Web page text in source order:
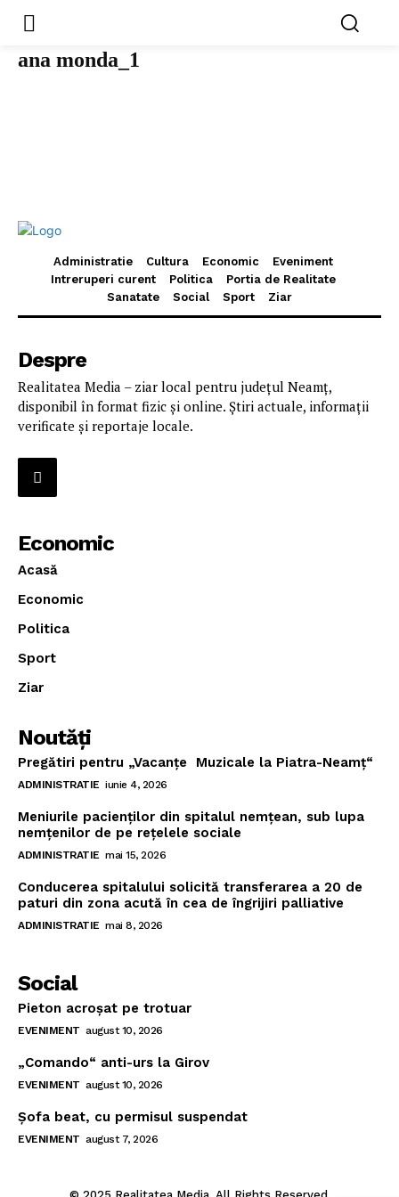
ana monda_1
Administratie Cultura Economic
Eveniment
Intreruperi curent
Politica
Portia de Realitate
Sanatate
Social Sport Ziar
Despre
Realitatea Media – ziar local pentru județul Neamț,
disponibil în format fizic și online. Știri actuale, informații
verificate și reportaje locale.
Economic
Acasă
Economic
Politica
Sport
Ziar
Noutăţi
Pregătiri pentru „Vacanţe Muzicale la Piatra-Neamţ“
ADMINISTRATIE iunie 4, 2026
Meniurile pacienţilor din spitalul nemţean, sub lupa
nemţenilor de pe reţelele sociale
ADMINISTRATIE mai 15, 2026
Conducerea spitalului solicită transferarea a 20 de
paturi din zona acută în cea de îngrijiri palliative
ADMINISTRATIE mai 8, 2026
Social
Pieton acroşat pe trotuar
EVENIMENT august 10, 2026
„Comando“ anti-urs la Girov
EVENIMENT august 10, 2026
Şofa beat, cu permisul suspendat
EVENIMENT august 7, 2026